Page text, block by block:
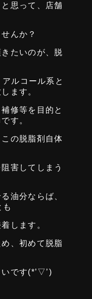
思って、店舗
んか？
たいのが、脱
ルコール系と
ます。
修等を目的と
す。
の脱脂剤自体
害してしまう
油分ならば、
します。
、初めて脱脂
です(*’▽’)